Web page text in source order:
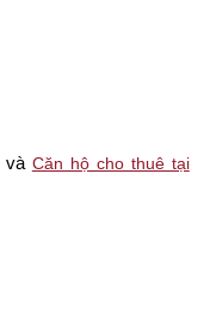
và Căn hộ cho thuê tại